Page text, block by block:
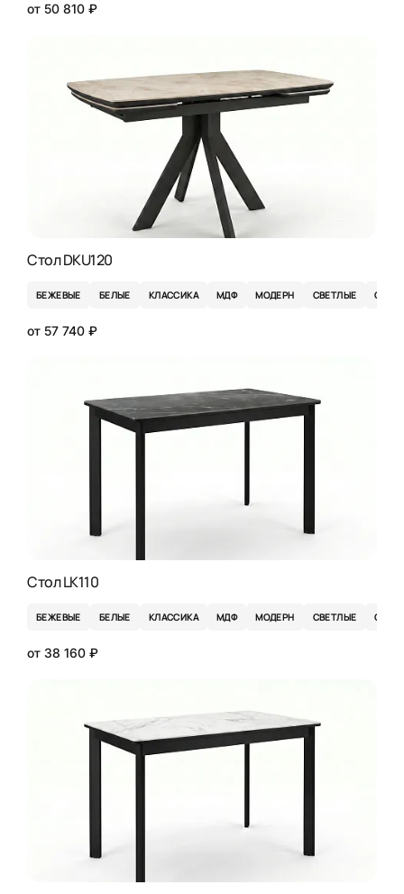
от 50 810 ₽
Стол DKU120
БЕЖЕВЫЕ БЕЛЫЕ КЛАССИКА МДФ МОДЕРН СВЕТЛЫЕ
от 57 740 ₽
Стол LK110
БЕЖЕВЫЕ БЕЛЫЕ КЛАССИКА МДФ МОДЕРН СВЕТЛЫЕ
от 38 160 ₽